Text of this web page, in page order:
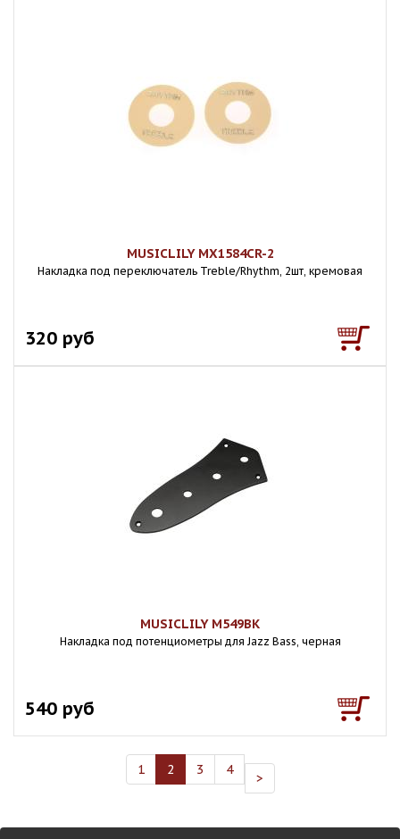
MUSICLILY MX1584CR-2
Накладка под переключатель Treble/Rhythm, 2шт, кремовая
320 руб
MUSICLILY M549BK
Накладка под потенциометры для Jazz Bass, черная
540 руб
1 2 3 4
>